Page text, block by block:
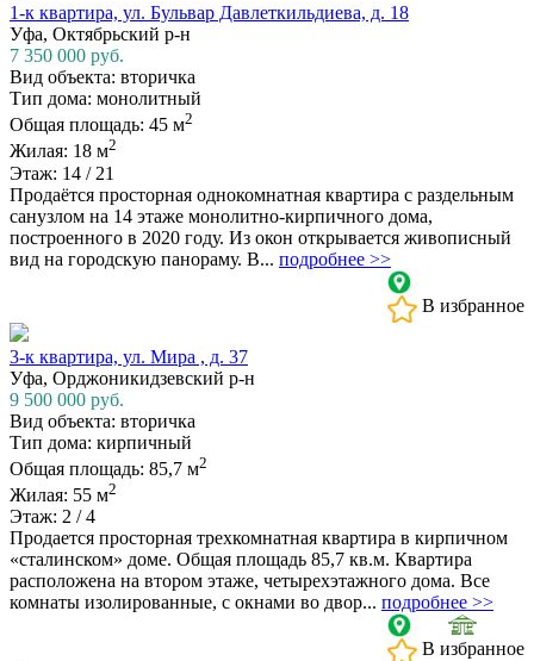
1-к квартира, ул. Бульвар Давлеткильдиева, д. 18
Уфа, Октябрьский р-н
7 350 000 руб.
Вид объекта: вторичка
Тип дома: монолитный
Общая площадь: 45 м2
Жилая: 18 м2
Этаж: 14 / 21
Продаётся просторная однокомнатная квартира с раздельным
санузлом на 14 этаже монолитно-кирпичного дома,
построенного в 2020 году. Из окон открывается живописный
вид на городскую панораму. В... подробнее >>
В избранное
3-к квартира, ул. Мира , д. 37
Уфа, Орджоникидзевский р-н
9 500 000 руб.
Вид объекта: вторичка
Тип дома: кирпичный
Общая площадь: 85,7 м2
Жилая: 55 м2
Этаж: 2 / 4
Продается просторная трехкомнатная квартира в кирпичном
«сталинском» доме. Общая площадь 85,7 кв.м. Квартира
расположена на втором этаже, четырехэтажного дома. Все
комнаты изолированные, с окнами во двор... подробнее >>
В избранное